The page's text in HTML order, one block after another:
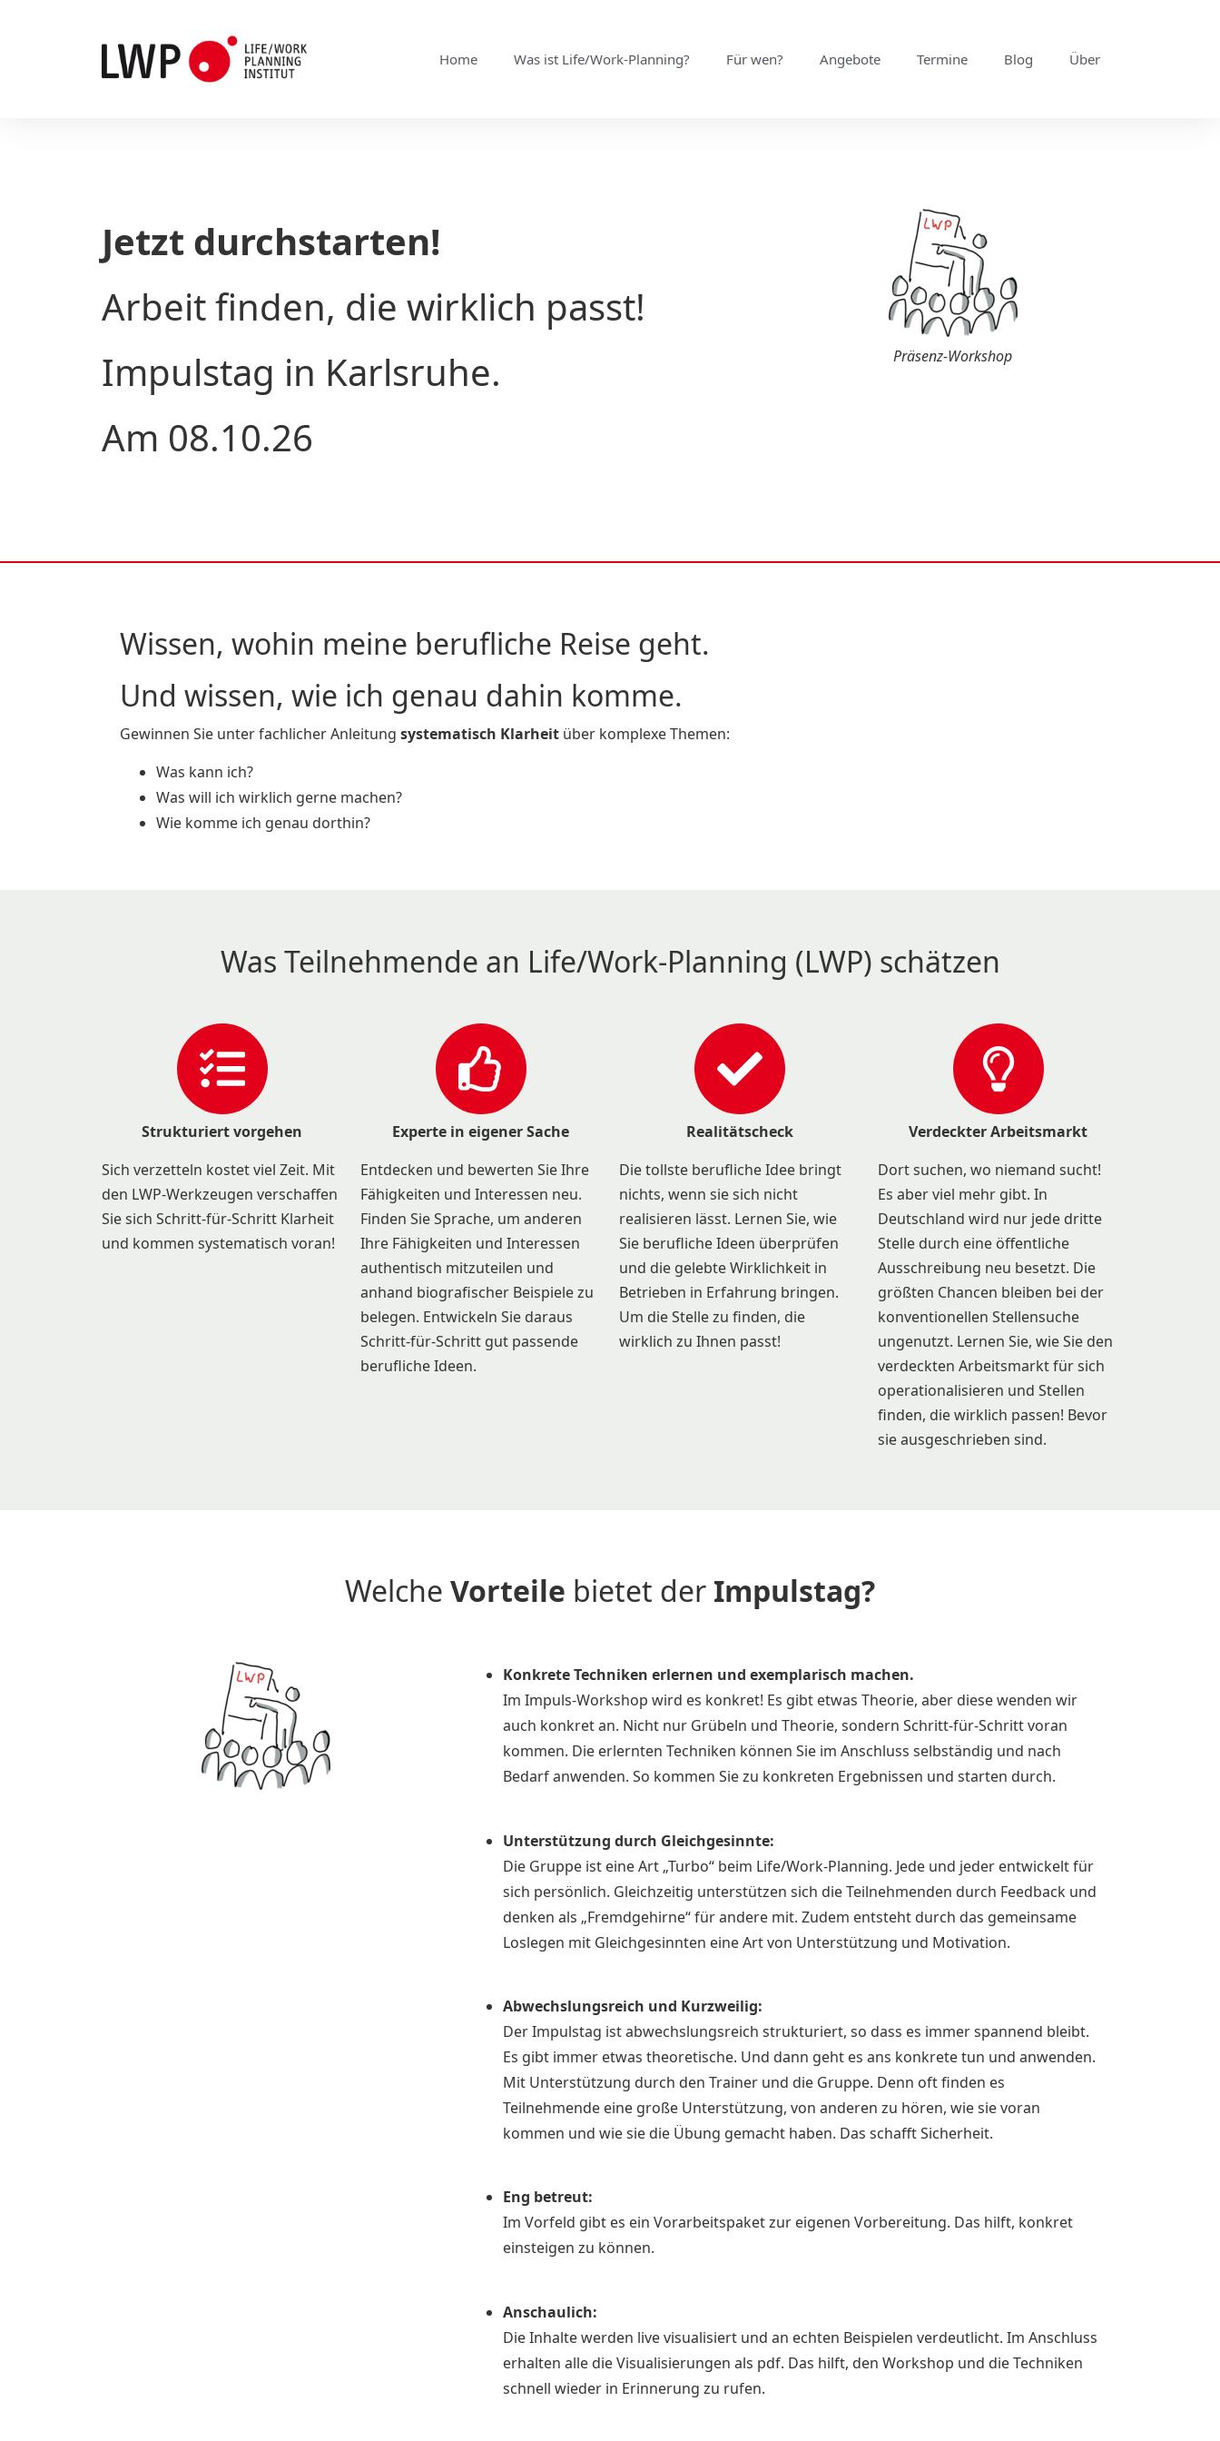
Home Was ist Life/Work-Planning? Für wen? Angebote Termine Blog Über
Jetzt durchstarten!
Arbeit finden, die wirklich passt!
Impulstag in Karlsruhe.
Am 08.10.26
Präsenz-Workshop
Wissen, wohin meine berufliche Reise geht.
Und wissen, wie ich genau dahin komme.
Gewinnen Sie unter fachlicher Anleitung systematisch Klarheit über komplexe Themen:
Was kann ich?
Was will ich wirklich gerne machen?
Wie komme ich genau dorthin?
Was Teilnehmende an Life/Work-Planning (LWP) schätzen
Strukturiert vorgehen
Sich verzetteln kostet viel Zeit. Mit
den LWP-Werkzeugen verschaffen
Sie sich Schritt-für-Schritt Klarheit
und kommen systematisch voran!
Experte in eigener Sache
Entdecken und bewerten Sie Ihre
Fähigkeiten und Interessen neu.
Finden Sie Sprache, um anderen
Ihre Fähigkeiten und Interessen
authentisch mitzuteilen und
anhand biografischer Beispiele zu
belegen. Entwickeln Sie daraus
Schritt-für-Schritt gut passende
berufliche Ideen.
Realitätscheck
Die tollste berufliche Idee bringt
nichts, wenn sie sich nicht
realisieren lässt. Lernen Sie, wie
Sie berufliche Ideen überprüfen
und die gelebte Wirklichkeit in
Betrieben in Erfahrung bringen.
Um die Stelle zu finden, die
wirklich zu Ihnen passt!
Verdeckter Arbeitsmarkt
Dort suchen, wo niemand sucht!
Es aber viel mehr gibt. In
Deutschland wird nur jede dritte
Stelle durch eine öffentliche
Ausschreibung neu besetzt. Die
größten Chancen bleiben bei der
konventionellen Stellensuche
ungenutzt. Lernen Sie, wie Sie den
verdeckten Arbeitsmarkt für sich
operationalisieren und Stellen
finden, die wirklich passen! Bevor
sie ausgeschrieben sind.
Welche Vorteile bietet der Impulstag?
Konkrete Techniken erlernen und exemplarisch machen.
Im Impuls-Workshop wird es konkret! Es gibt etwas Theorie, aber diese wenden wir
auch konkret an. Nicht nur Grübeln und Theorie, sondern Schritt-für-Schritt voran
kommen. Die erlernten Techniken können Sie im Anschluss selbständig und nach
Bedarf anwenden. So kommen Sie zu konkreten Ergebnissen und starten durch.
Unterstützung durch Gleichgesinnte:
Die Gruppe ist eine Art „Turbo“ beim Life/Work-Planning. Jede und jeder entwickelt für
sich persönlich. Gleichzeitig unterstützen sich die Teilnehmenden durch Feedback und
denken als „Fremdgehirne“ für andere mit. Zudem entsteht durch das gemeinsame
Loslegen mit Gleichgesinnten eine Art von Unterstützung und Motivation.
Abwechslungsreich und Kurzweilig:
Der Impulstag ist abwechslungsreich strukturiert, so dass es immer spannend bleibt.
Es gibt immer etwas theoretische. Und dann geht es ans konkrete tun und anwenden.
Mit Unterstützung durch den Trainer und die Gruppe. Denn oft finden es
Teilnehmende eine große Unterstützung, von anderen zu hören, wie sie voran
kommen und wie sie die Übung gemacht haben. Das schafft Sicherheit.
Eng betreut:
Im Vorfeld gibt es ein Vorarbeitspaket zur eigenen Vorbereitung. Das hilft, konkret
einsteigen zu können.
Anschaulich:
Die Inhalte werden live visualisiert und an echten Beispielen verdeutlicht. Im Anschluss
erhalten alle die Visualisierungen als pdf. Das hilft, den Workshop und die Techniken
schnell wieder in Erinnerung zu rufen.